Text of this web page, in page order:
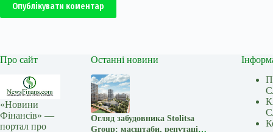
Опублікувати коментар
Про сайт
«Новини
Фінансів» —
портал про
Останні новини
Огляд забудовника Stolitsa
Group: масштаби, репутація